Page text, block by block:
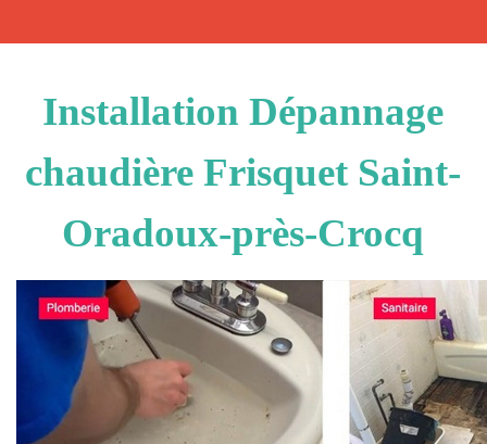
Installation Dépannage
chaudière Frisquet Saint-
Oradoux-près-Crocq